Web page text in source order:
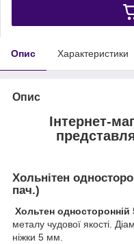
Опис Характеристики
Опис
Інтернет-
Хольнітен
пач.)
Хольтен односторонній
металу чудової якості.
ніжки 5 мм.